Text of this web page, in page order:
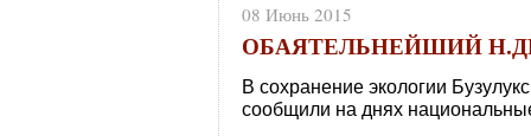
08 Июнь 2015
ОБАЯТЕЛЬНЕЙШИЙ
В сохранение экологии
сообщили на днях